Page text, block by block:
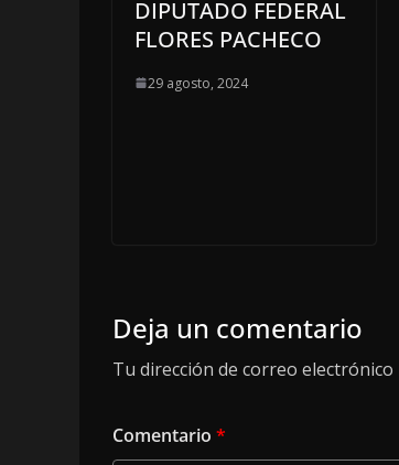
DIPUTADO FEDERAL
FLORES PACHECO
29 agosto, 2024
Deja un comentario
Tu dirección de correo electrónico
Comentario *